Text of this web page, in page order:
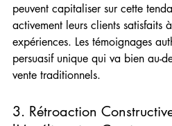
peuvent capitaliser sur cette
activement leurs clients satisfaits
expériences. Les témoignages
persuasif unique qui va bien au-
vente traditionnels.
3. Rétroaction